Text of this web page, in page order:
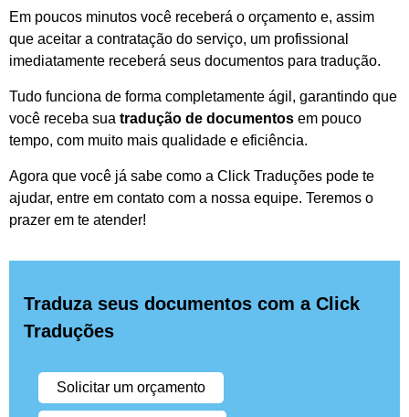
Em poucos minutos você receberá o orçamento e, assim
que aceitar a contratação do serviço, um profissional
imediatamente receberá seus documentos para tradução.
Tudo funciona de forma completamente ágil, garantindo que
você receba sua tradução de documentos em pouco
tempo, com muito mais qualidade e eficiência.
Agora que você já sabe como a Click Traduções pode te
ajudar, entre em contato com a nossa equipe. Teremos o
prazer em te atender!
Traduza seus documentos com a Click
Traduções
Solicitar um orçamento